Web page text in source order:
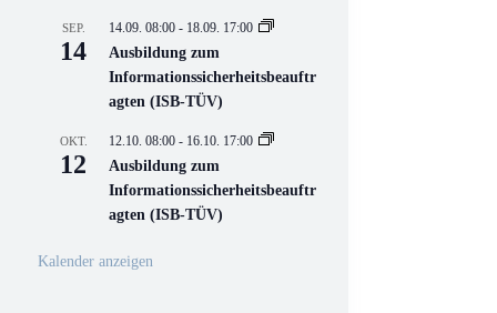
l
V
e
r
n
s
t
a
t
n
SEP.
14
14.09. 08:00 - 18.09. 17:00
Ausbildung zum
Informationssicherheitsbeauftr
agten (ISB-TÜV)
OKT.
12
12.10. 08:00 - 16.10. 17:00
Ausbildung zum
Informationssicherheitsbeauftr
agten (ISB-TÜV)
Kalender anzeigen